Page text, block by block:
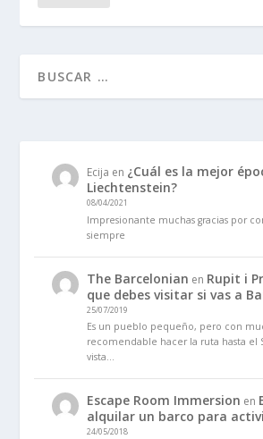
Ecija en ¿Cuál es la mejor
Liechtenstein?
08/04/2021
Impresionante muchas gracias por
siempre
The Barcelonian en Rupit i
que debes visitar si vas a
25/07/2019
Es un pueblo pequeño, pero con
recomendable hacer la ruta hasta el
vista…
Escape Room Immersion en
alquilar un barco para
24/05/2018